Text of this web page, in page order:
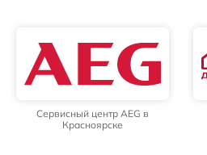
Сервисный центр AEG в
Красноярске